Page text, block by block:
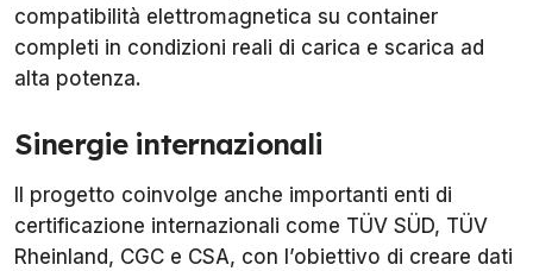
compatibilità elettromagnetica su container
completi in condizioni reali di carica e scarica ad
alta potenza.
Sinergie internazionali
Il progetto coinvolge anche importanti enti di
certificazione internazionali come TÜV SÜD, TÜV
Rheinland, CGC e CSA, con l’obiettivo di creare dati